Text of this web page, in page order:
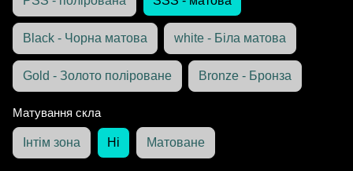
Black - Чорна матова white - Біла матова
Gold - Золото поліроване Bronze - Бронза
Матування скла
Інтім зона Ні Матоване